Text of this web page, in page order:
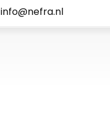
info@nefra.nl